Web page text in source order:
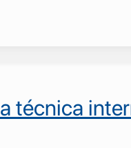
técnica